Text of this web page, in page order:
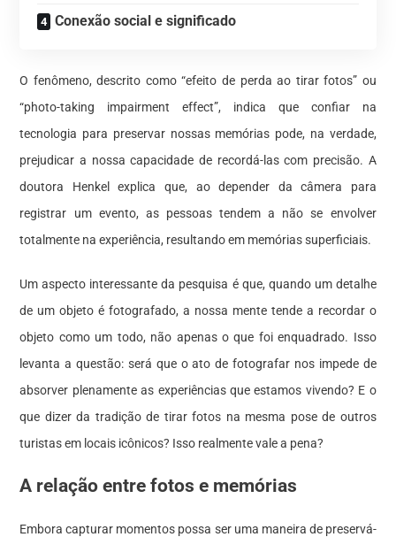
Conexão social e significado
O fenômeno, descrito como “efeito de perda ao tirar fotos” ou
“photo-taking impairment effect”, indica que confiar na
tecnologia para preservar nossas memórias pode, na verdade,
prejudicar a nossa capacidade de recordá-las com precisão. A
doutora Henkel explica que, ao depender da câmera para
registrar um evento, as pessoas tendem a não se envolver
totalmente na experiência, resultando em memórias superficiais.
Um aspecto interessante da pesquisa é que, quando um detalhe
de um objeto é fotografado, a nossa mente tende a recordar o
objeto como um todo, não apenas o que foi enquadrado. Isso
levanta a questão: será que o ato de fotografar nos impede de
absorver plenamente as experiências que estamos vivendo? E o
que dizer da tradição de tirar fotos na mesma pose de outros
turistas em locais icônicos? Isso realmente vale a pena?
A relação entre fotos e memórias
Embora capturar momentos possa ser uma maneira de preservá-